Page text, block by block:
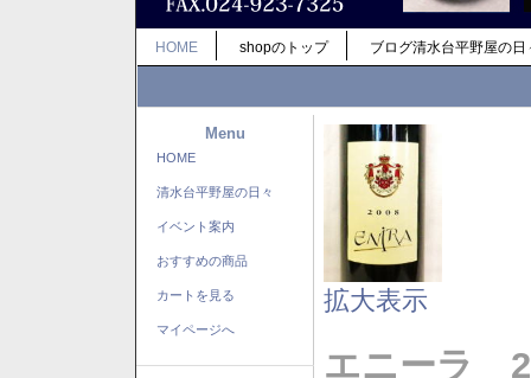
HOME shopのトップ ブログ清水台平野屋の日
Menu
HOME
清水台平野屋の日々
イベント案内
おすすめの商品
カートを見る
マイページへ
拡大表示
エニーラ